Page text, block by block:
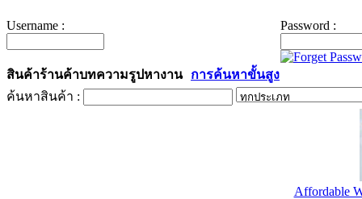
Username : Password :
สินค้าร้านค้าบทความรูปหางาน
การค้นหาขั้นสูง
ค้นหาสินค้า :
Affordable